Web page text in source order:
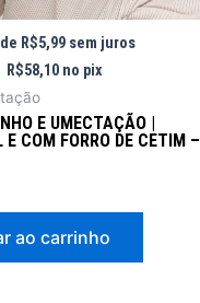
R$5,99 sem juros
R$58,10 no pix
E UMECTAÇÃO |
E COM FORRO DE CETIM –
ao carrinho